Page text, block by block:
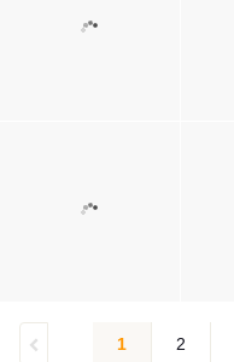
1 2